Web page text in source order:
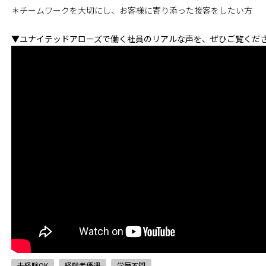
＊チームワークを大切にし、お客様に寄り添った接客をしたい方
▼ユナイテッドアローズで働く社員のリアルな声を、ぜひご覧くだ